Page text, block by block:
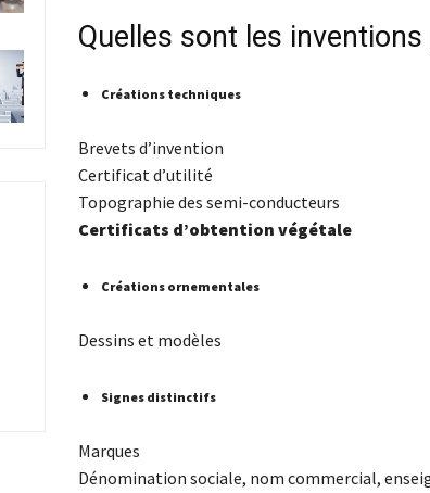
Quelles sont les
Créations techniques
Brevets d’invention
Certificat d’utilité
Topographie des semi-conducteurs
Certificats d’obtention végétale
Créations ornementales
Dessins et modèles
Signes distinctifs
Marques
Dénomination sociale, nom commercial,